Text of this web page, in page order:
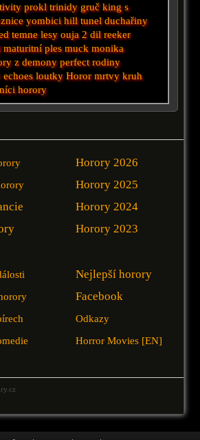
prokl trinidy gruč king s
yombici hill tunel duchařiny
temne lesy ouja 2 dil reeker
maturitní ples muck monika
z demony perfect rodiny
echoes loutky Horor mrtvy kruh
horory
Horory 2026
Horory 2025
Horory 2024
Horory 2023
Nejlepší horory
Facebook
Odkazy
Horror Movies [EN]